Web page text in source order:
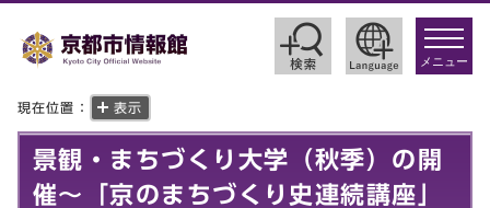
toggle
メニュー
現在位置： 表示
景観・まちづくり大学（秋季）の開
催～「京のまちづくり史連続講座」